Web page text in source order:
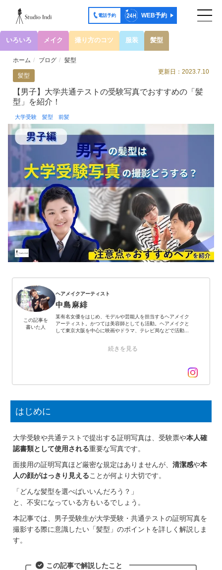
電話予約 WEB予約
いろいろ メイク 撮り方のコツ 服装 髪型
ホーム ブログ 髪型
髪型
更新日：2023.7.10
【男子】大学共通テストの受験写真でおすすめの「髪
型」を紹介！
大学受験 髪型 前髪
この記事を
書いた人
ヘアメイクアーティスト
中島麻緋
某有名女優をはじめ、モデルや芸能人を担当するヘアメイク
アーティスト。かつては美容師としても活動。ヘアメイクと
して東京大阪を中心に映画やドラマ、テレビ局などで活動...
続きを見る
はじめに
大学受験や共通テストで提出する証明写真は、受験票や本人確
認書類として使用される重要な写真です。
面接用の証明写真ほど厳密な規定はありませんが、 清潔感や本
人の顔がはっきり見えることが何より大切です。
「どんな髪型を選べばいいんだろう？」
と、不安になっている方もいるでしょう。
本記事では、男子受験生が大学受験・共通テストの証明写真を
撮影する際に意識したい「髪型」のポイントを詳しく解説しま
す。
この記事で解説したこと